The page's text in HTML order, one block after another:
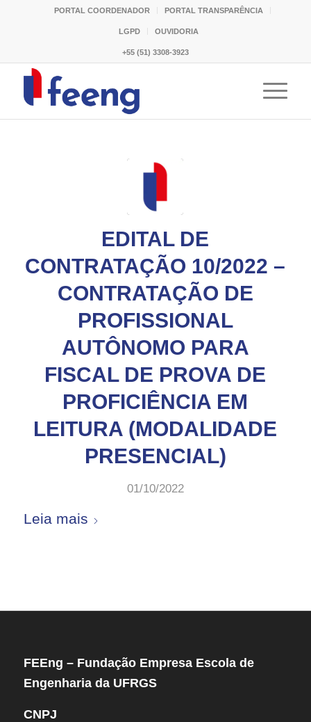
PORTAL COORDENADOR PORTAL TRANSPARÊNCIA
LGPD OUVIDORIA
+55 (51) 3308-3923
EDITAL DE
CONTRATAÇÃO 10/2022 –
CONTRATAÇÃO DE
PROFISSIONAL
AUTÔNOMO PARA
FISCAL DE PROVA DE
PROFICIÊNCIA EM
LEITURA (MODALIDADE
PRESENCIAL)
01/10/2022
Leia mais
FEEng – Fundação Empresa Escola de
Engenharia da UFRGS
CNPJ